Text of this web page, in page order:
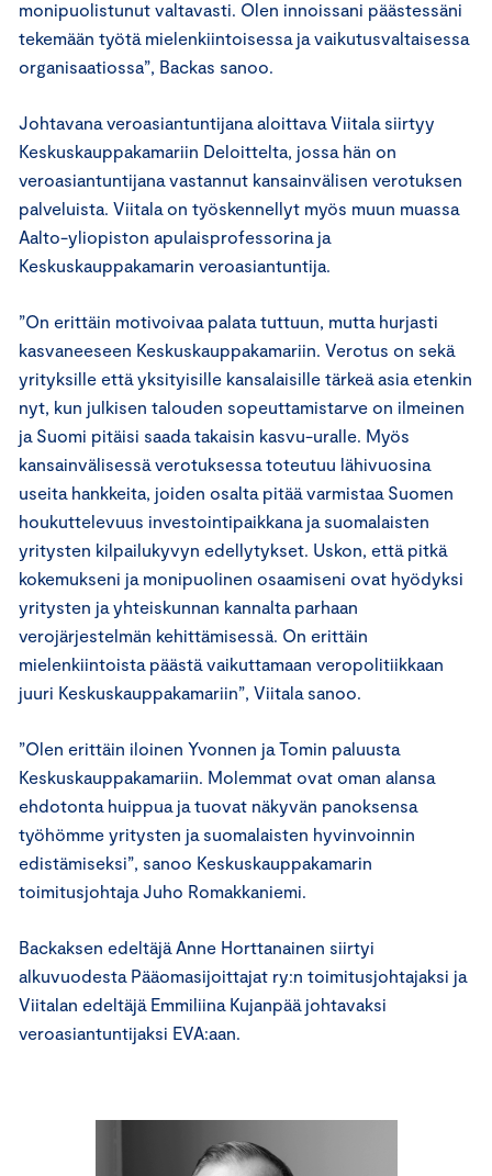
monipuolistunut valtavasti. Olen innoissani päästessäni
tekemään työtä mielenkiintoisessa ja vaikutusvaltaisessa
organisaatiossa”, Backas sanoo.
Johtavana veroasiantuntijana aloittava Viitala siirtyy
Keskuskauppakamariin Deloittelta, jossa hän on
veroasiantuntijana vastannut kansainvälisen verotuksen
palveluista. Viitala on työskennellyt myös muun muassa
Aalto-yliopiston apulaisprofessorina ja
Keskuskauppakamarin veroasiantuntija.
”On erittäin motivoivaa palata tuttuun, mutta hurjasti
kasvaneeseen Keskuskauppakamariin. Verotus on sekä
yrityksille että yksityisille kansalaisille tärkeä asia etenkin
nyt, kun julkisen talouden sopeuttamistarve on ilmeinen
ja Suomi pitäisi saada takaisin kasvu-uralle. Myös
kansainvälisessä verotuksessa toteutuu lähivuosina
useita hankkeita, joiden osalta pitää varmistaa Suomen
houkuttelevuus investointipaikkana ja suomalaisten
yritysten kilpailukyvyn edellytykset. Uskon, että pitkä
kokemukseni ja monipuolinen osaamiseni ovat hyödyksi
yritysten ja yhteiskunnan kannalta parhaan
verojärjestelmän kehittämisessä. On erittäin
mielenkiintoista päästä vaikuttamaan veropolitiikkaan
juuri Keskuskauppakamariin”, Viitala sanoo.
”Olen erittäin iloinen Yvonnen ja Tomin paluusta
Keskuskauppakamariin. Molemmat ovat oman alansa
ehdotonta huippua ja tuovat näkyvän panoksensa
työhömme yritysten ja suomalaisten hyvinvoinnin
edistämiseksi”, sanoo Keskuskauppakamarin
toimitusjohtaja Juho Romakkaniemi.
Backaksen edeltäjä Anne Horttanainen siirtyi
alkuvuodesta Pääomasijoittajat ry:n toimitusjohtajaksi ja
Viitalan edeltäjä Emmiliina Kujanpää johtavaksi
veroasiantuntijaksi EVA:aan.